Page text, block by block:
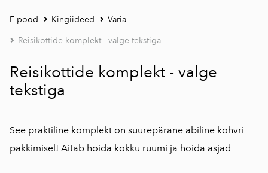
E-pood Kingiideed Varia
Reisikottide komplekt - valge tekstiga
Reisikottide komplekt - valge
tekstiga
See praktiline komplekt on suurepärane abiline kohvri
pakkimisel! Aitab hoida kokku ruumi ja hoida asjad